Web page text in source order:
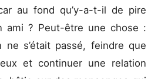
au fond qu’y-a-t-il de pire
ami ? Peut-être une chose :
s’était passé, feindre que
et continuer une relation